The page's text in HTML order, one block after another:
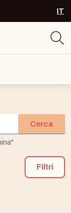
IT
Cerca
Filtri